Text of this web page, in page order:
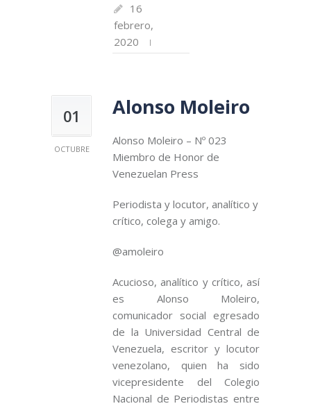
16
febrero,
2020
01
OCTUBRE
Alonso Moleiro
Alonso Moleiro – Nº 023
Miembro de Honor de
Venezuelan Press
Periodista y locutor, analítico y
crítico, colega y amigo.
@amoleiro
Acucioso, analítico y crítico, así
es Alonso Moleiro,
comunicador social egresado
de la Universidad Central de
Venezuela, escritor y locutor
venezolano, quien ha sido
vicepresidente del Colegio
Nacional de Periodistas entre